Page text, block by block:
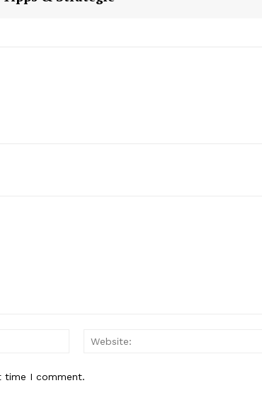
Email:*
time I comment.